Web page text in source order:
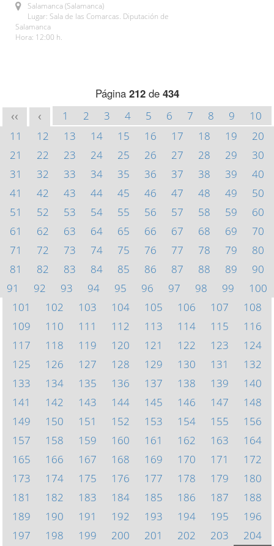
Salamanca (Salamanca)
Lugar: Sala de las Comarcas. Diputación de
Salamanca
Hora: 12:00 h.
Página 212de 434
<< < 1 2 3 4 5 6 7 8 9
10
11
12 13 14 15 16 17 18 19
20
21
22 23 24 25 26 27 28 29
30
31
32 33 34 35 36 37 38 39
40
41
42 43 44 45 46 47 48 49
50
51
52 53 54 55 56 57 58 59
60
61
62 63 64 65 66 67 68 69
70
71
72 73 74 75 76 77 78 79
80
81
82 83 84 85 86 87 88 89
90
91
92 93 94 95 96 97 98 99
100
101
102 103 104 105 106 107
108
109
110 111 112 113 114 115
116
117
118 119 120 121 122 123
124
125
126 127 128 129 130 131
132
133
134 135 136 137 138 139
140
141
142 143 144 145 146 147
148
149
150 151 152 153 154 155
156
157
158 159 160 161 162 163
164
165
166 167 168 169 170 171
172
173
174 175 176 177 178 179
180
181
182 183 184 185 186 187
188
189
190 191 192 193 194 195
196
197
198 199 200 201 202 203
204